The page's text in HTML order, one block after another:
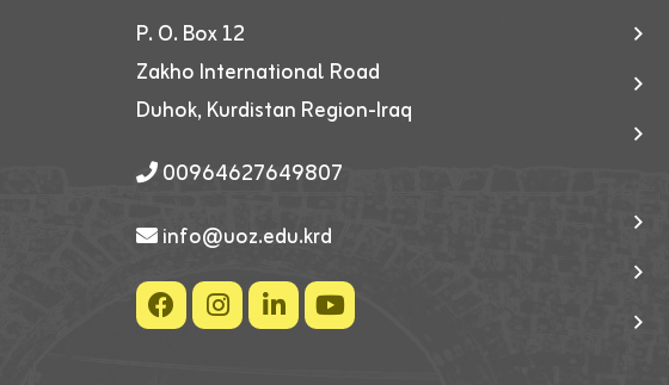
P. O. Box 12
Zakho International Road
Duhok, Kurdistan Region-Iraq
00964627649807
info@uoz.edu.krd